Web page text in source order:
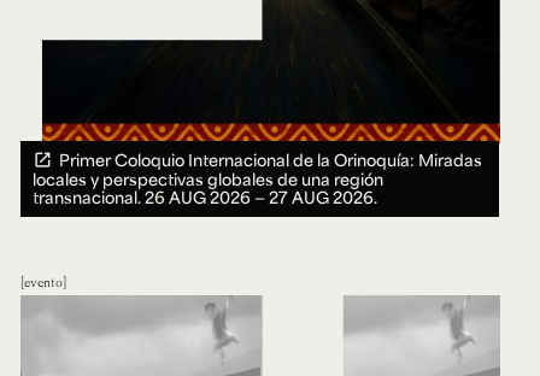
Primer Coloquio Internacional de la Orinoquía: Miradas
locales y perspectivas globales de una región
transnacional.26 AUG 2026 ― 27 AUG 2026.
evento